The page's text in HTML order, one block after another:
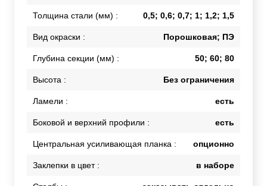
Толщина стали (мм) : 0,5; 0,6; 0,7; 1; 1,2; 1,5
Вид окраски : Порошковая; ПЭ
Глубина секции (мм) : 50; 60; 80
Высота : Без ограничения
Ламели : есть
Боковой и верхний профили : есть
Центральная усиливающая планка : опционно
Заклепки в цвет : в наборе